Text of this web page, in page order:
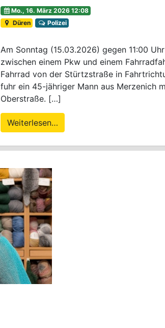
Mo., 16. März 2026 12:08
Düren
Polizei
Am Sonntag (15.03.2026) gegen 11:00
zwischen einem Pkw und einem
Fahrrad von der Stürtzstraße in
fuhr ein 45-jähriger Mann aus Merzenich
Oberstraße. […]
Weiterlesen…